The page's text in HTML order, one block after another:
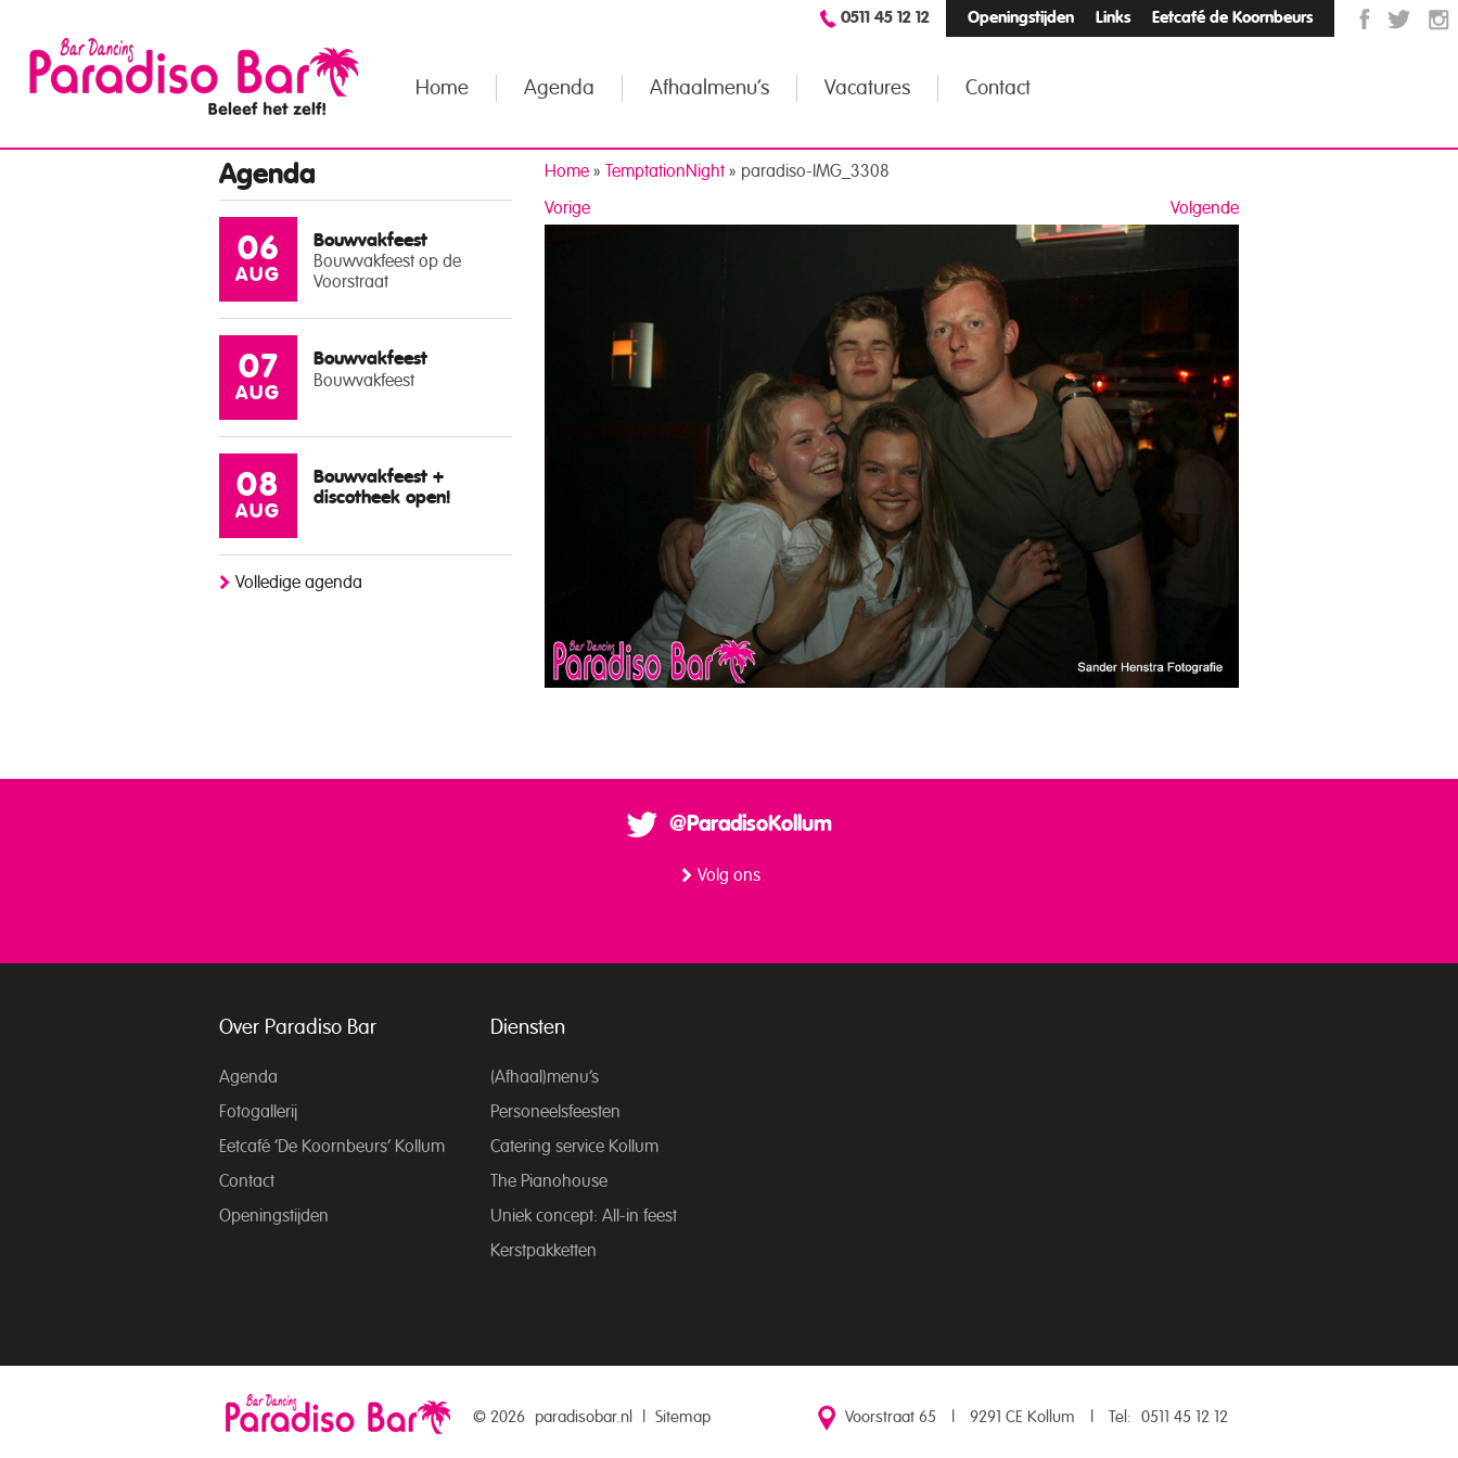
Openingstijden Links Eetcafé de Koornbeurs
0511 45 12 12
Home Agenda Afhaalmenu’s Vacatures Contact
Agenda
06
AUG
Bouwvakfeest
Bouwvakfeest op de
Voorstraat
07
AUG
Bouwvakfeest
Bouwvakfeest
08
AUG
Bouwvakfeest +
discotheek open!
Volledige agenda
Home » TemptationNight » paradiso-IMG_3308
Volgende
Vorige
@ParadisoKollum
Volg ons
Over Paradiso Bar
Agenda
Fotogallerij
Eetcafé ‘De Koornbeurs’ Kollum
Contact
Openingstijden
Diensten
(Afhaal)menu’s
Personeelsfeesten
Catering service Kollum
The Pianohouse
Uniek concept: All-in feest
Kerstpakketten
© 2026 paradisobar.nl Sitemap Voorstraat 65 9291 CE Kollum Tel: 0511 45 12 12